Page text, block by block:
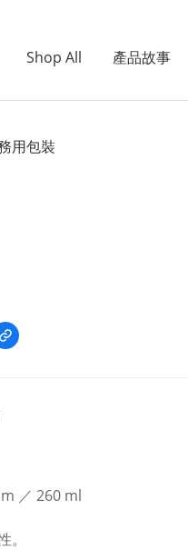
Shop All 產品故事
用包裝
／ 260 ml
。